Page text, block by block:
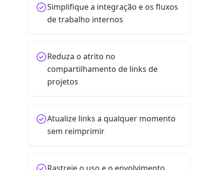
Simplifique a integração e os fluxos
de trabalho internos
Reduza o atrito no
compartilhamento de links de
projetos
Atualize links a qualquer momento
sem reimprimir